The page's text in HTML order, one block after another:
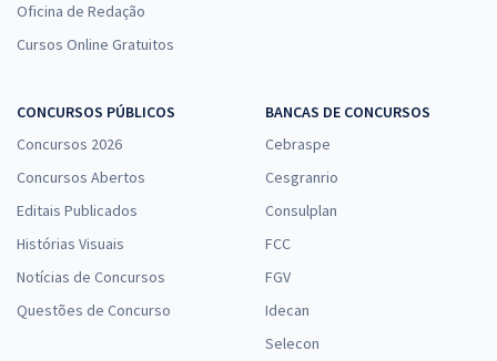
Oficina de Redação
Cursos Online Gratuitos
CONCURSOS PÚBLICOS
Concursos 2026
Concursos Abertos
Editais Publicados
Histórias Visuais
Notícias de Concursos
Questões de Concurso
BANCAS DE CONCURSOS
Cebraspe
Cesgranrio
Consulplan
FCC
FGV
Idecan
Selecon